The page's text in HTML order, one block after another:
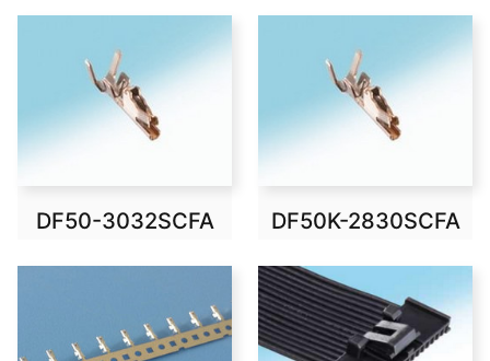
DF50-3032SCFA DF50K-2830SCFA